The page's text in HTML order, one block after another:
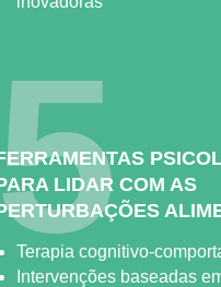
LIDAR COM AS
Terapia cognitivo-
Intervenções baseadas